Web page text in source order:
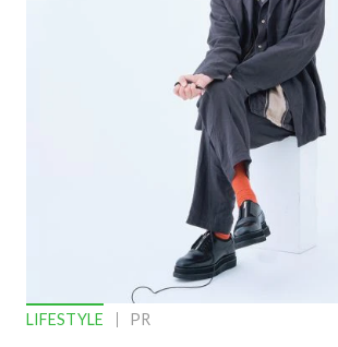
LIFESTYLE PR